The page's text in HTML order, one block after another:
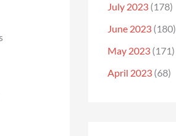
July 2023 (178)
June 2023 (180)
May 2023 (171)
April 2023 (68)